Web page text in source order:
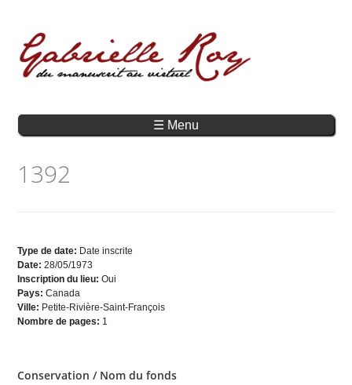
☰ Menu
1392
Type de date: Date inscrite
Date:28/05/1973
Inscription du lieu:Oui
Pays:Canada
Ville: Petite-Rivière-Saint-François
Nombre de pages: 1
Conservation / Nom du fonds